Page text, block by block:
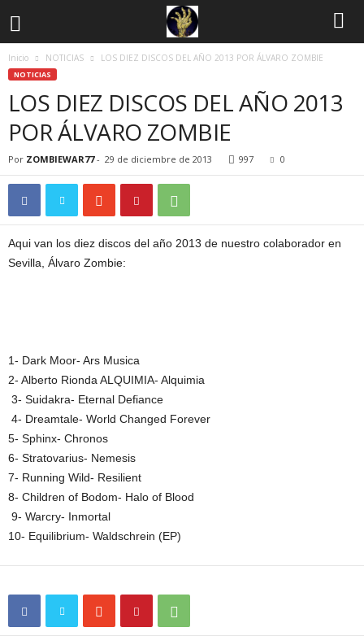
Inicio NOTICIAS LOS DIEZ DISCOS DEL AÑO 2013 POR ÁLVARO ZOMBIE
NOTICIAS
LOS DIEZ DISCOS DEL AÑO 2013
POR ÁLVARO ZOMBIE
Por ZOMBIEWAR77- 29 de diciembre de 2013 997 0
Aqui van los diez discos del año 2013 de nuestro colaborador en
Sevilla, Álvaro Zombie:
1- Dark Moor- Ars Musica
2- Alberto Rionda ALQUIMIA- Alquimia
3- Suidakra- Eternal Defiance
4- Dreamtale- World Changed Forever
5- Sphinx- Chronos
6- Stratovarius- Nemesis
7- Running Wild- Resilient
8- Children of Bodom- Halo of Blood
9- Warcry- Inmortal
10- Equilibrium- Waldschrein (EP)